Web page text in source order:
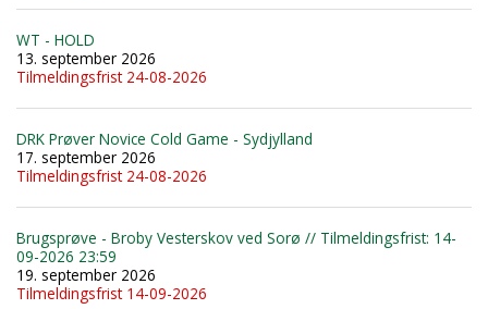
WT - HOLD
13. september 2026
Tilmeldingsfrist 24-08-2026
DRK Prøver Novice Cold Game - Sydjylland
17. september 2026
Tilmeldingsfrist 24-08-2026
Brugsprøve - Broby Vesterskov ved Sorø // Tilmeldingsfrist: 14-
09-2026 23:59
19. september 2026
Tilmeldingsfrist 14-09-2026